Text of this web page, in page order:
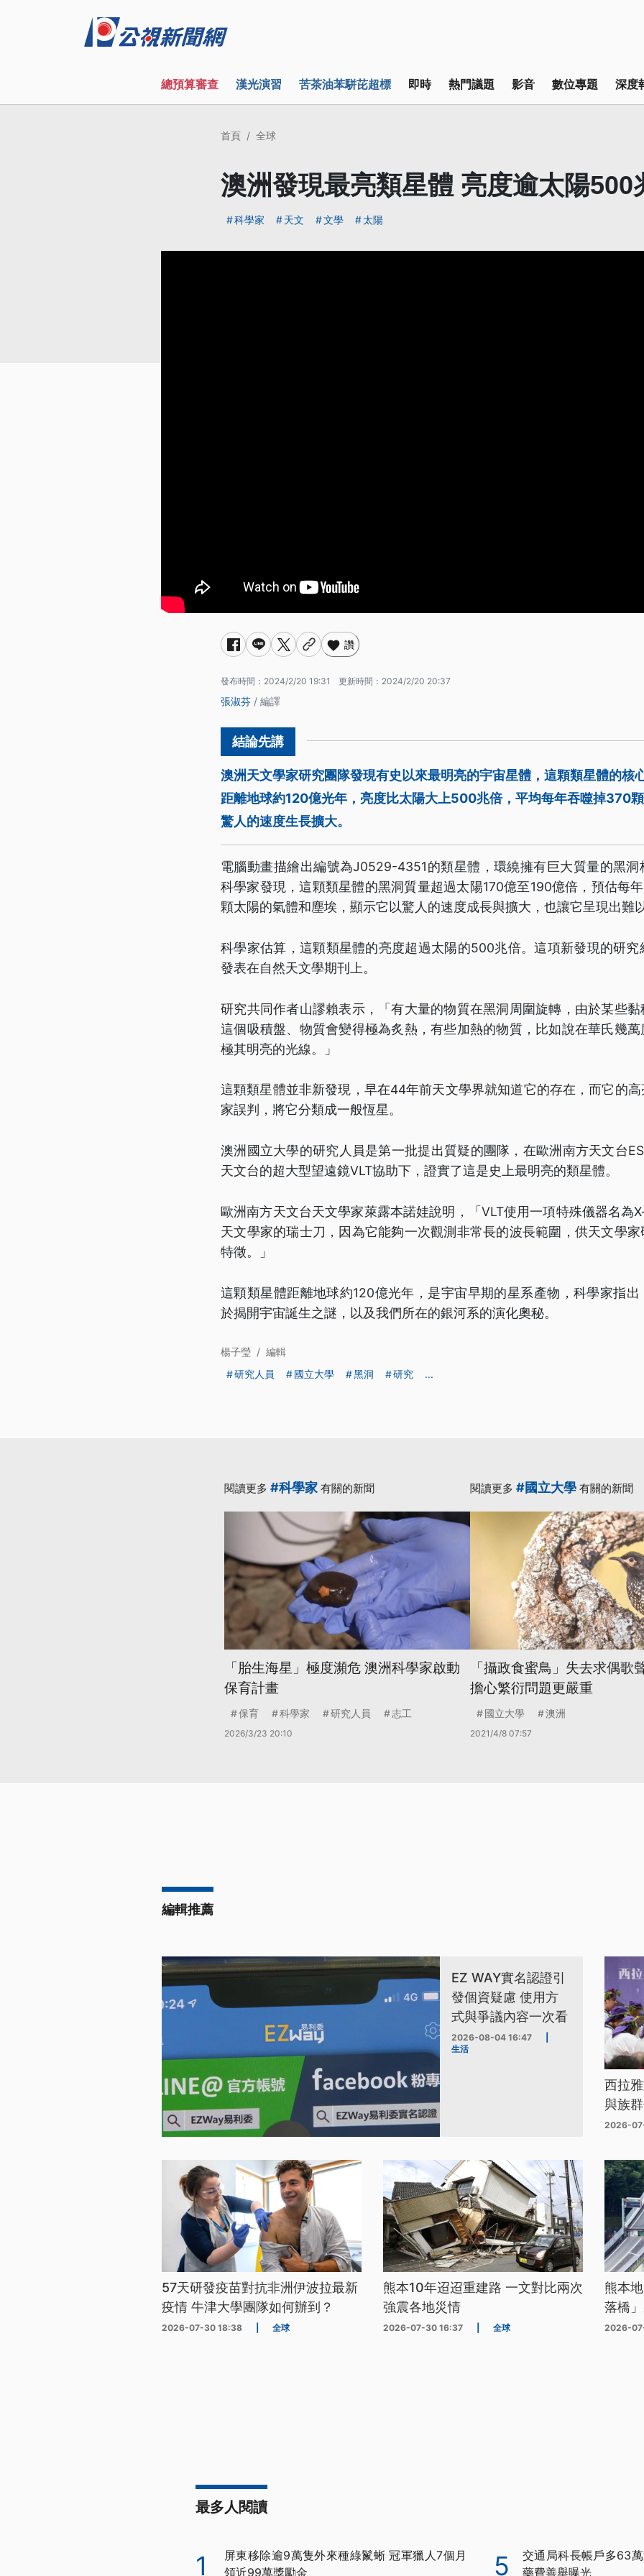
總預算審查 漢光演習 苦茶油苯駢芘超標 即時 熱門議題 影音 數位專題 深度
首頁 全球
澳洲發現最亮類星體 亮度逾太陽500
科學家 天文 文學 太陽
讚
發布時間： 2024/2/20 19:31 更新時間： 2024/2/20 20:37
張淑芬 / 編譯
澳洲天文學家研究團隊發現有史以來最明亮的宇宙星體，這顆類星體的核
距離地球約120億光年，亮度比太陽大上500兆倍，平均每年吞噬掉370
驚人的速度生長擴大。
電腦動畫描繪出編號為J0529-4351的類星體，環繞擁有巨大質量的黑洞
科學家發現，這顆類星體的黑洞質量超過太陽170億至190億倍，預估每
顆太陽的氣體和塵埃，顯示它以驚人的速度成長與擴大，也讓它呈現出難
科學家估算，這顆類星體的亮度超過太陽的500兆倍。這項新發現的研究
發表在自然天文學期刊上。
研究共同作者山謬賴表示，「有大量的物質在黑洞周圍旋轉，由於某些
這個吸積盤、物質會變得極為炙熱，有些加熱的物質，比如說在華氏幾
極其明亮的光線。」
這顆類星體並非新發現，早在44年前天文學界就知道它的存在，而它的
家誤判，將它分類成一般恆星。
澳洲國立大學的研究人員是第一批提出質疑的團隊，在歐洲南方天文台
天文台的超大型望遠鏡VLT協助下，證實了這是史上最明亮的類星體。
歐洲南方天文台天文學家萊露本諾娃說明，「VLT使用一項特殊儀器名為
天文學家的瑞士刀，因為它能夠一次觀測非常長的波長範圍，供天文學
特徵。」
這顆類星體距離地球約120億光年，是宇宙早期的星系產物，科學家指
於揭開宇宙誕生之謎，以及我們所在的銀河系的演化奧秘。
楊子瑩 / 編輯
研究人員
國立大學 黑洞 研究 ...
閱讀更多 #科學家 有關的新聞
「胎生海星」極度瀕危 澳洲科學家啟動
保育計畫
保育 科學家 研究人員 志工
2026/3/23 20:10
閱讀更多 #國立大學 有關的新聞
「攝政食蜜鳥」失去求偶歌
擔心繁衍問題更嚴重
國立大學 澳洲
2021/4/8 07:57
編輯推薦
EZ WAY實名認證引
發個資疑慮 使用方
式與爭議內容一次看
2026-08-04 16:47
生活
西拉
與族
2026-
57天研發疫苗對抗非洲伊波拉最新
疫情 牛津大學團隊如何辦到？
2026-07-30 18:38 全球
熊本10年迢迢重建路 一文對比兩次
強震各地災情
2026-07-30 16:37 全球
熊本
落橋
2026-
最多人閱讀
1
屏東移除逾9萬隻外來種綠鬣蜥 冠軍獵人7個月
領近99萬獎勵金
5
交通局科長帳戶多63
藥費善舉曝光